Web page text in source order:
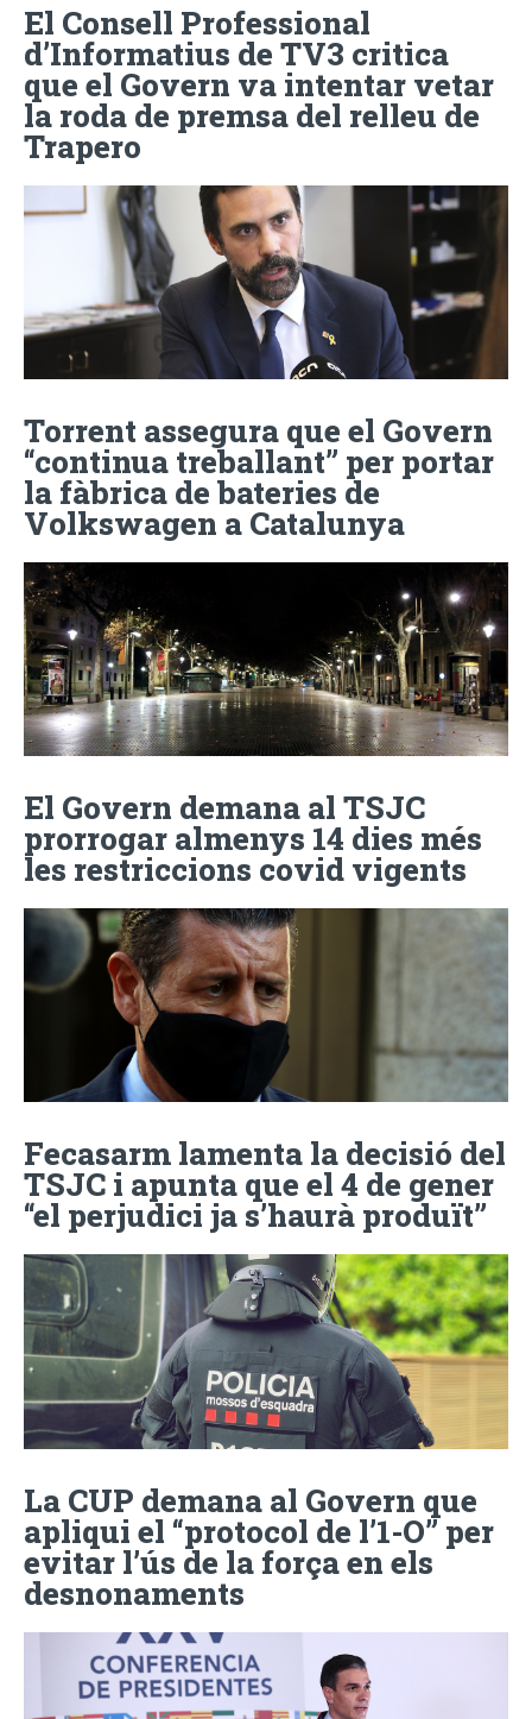
El Consell Professional
d’Informatius de TV3 critica
que el Govern va intentar vetar
la roda de premsa del relleu de
Trapero
Torrent assegura que el Govern
“continua treballant” per portar
la fàbrica de bateries de
Volkswagen a Catalunya
El Govern demana al TSJC
prorrogar almenys 14 dies més
les restriccions covid vigents
Fecasarm lamenta la decisió del
TSJC i apunta que el 4 de gener
“el perjudici ja s’haurà produït”
La CUP demana al Govern que
apliqui el “protocol de l’1-O” per
evitar l’ús de la força en els
desnonaments